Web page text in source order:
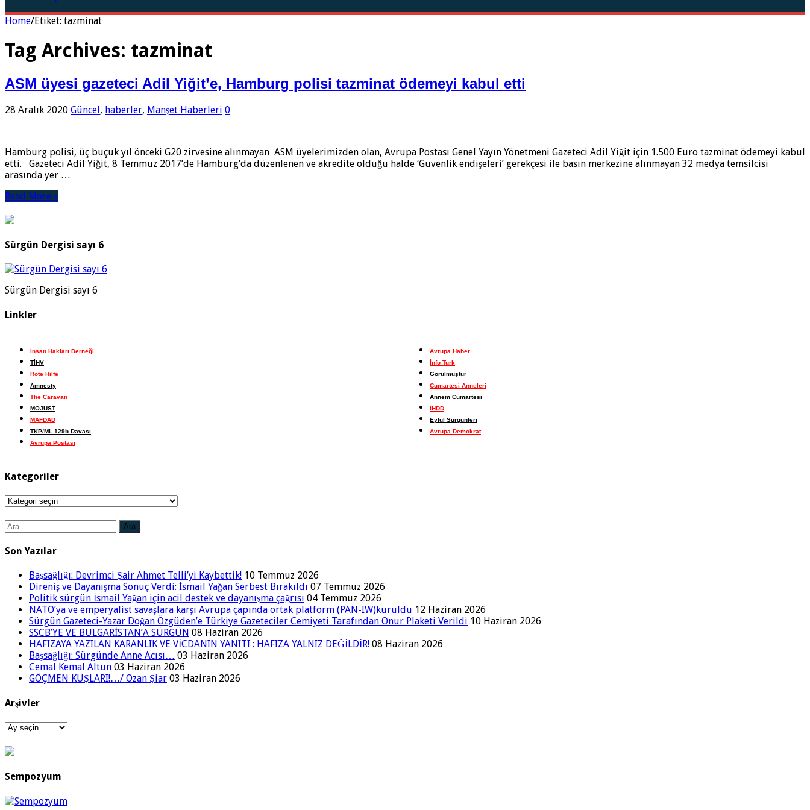
Home/Etiket: tazminat
Tag Archives: tazminat
ASM üyesi gazeteci Adil Yiğit’e, Hamburg polisi tazminat ödemeyi kabul etti
28 Aralık 2020 Güncel, haberler, Manşet Haberleri 0
Hamburg polisi, üç buçuk yıl önceki G20 zirvesine alınmayan ASM üyelerimizden olan, Avrupa Postası Genel Yayın Yönetmeni Gazeteci Adil Yiğit için 1.500 Euro tazminat ödemeyi kabul
etti. Gazeteci Adil Yiğit, 8 Temmuz 2017’de Hamburg’da düzenlenen ve akredite olduğu halde ‘Güvenlik endişeleri’ gerekçesi ile basın merkezine alınmayan 32 medya temsilcisi
arasında yer …
Read More »
Sürgün Dergisi sayı 6
Sürgün Dergisi sayı 6
Linkler
İnsan Hakları Derneği
TİHV
Rote Hilfe
Amnesty
The Caravan
MOJUST
MAFDAD
TKP/ML 129b Davası
Avrupa Postası
Avrupa Haber
İnfo Turk
Görülmüştür
Cumartesi Anneleri
Annem Cumartesi
IHDD
Eylül Sürgünleri
Avrupa Demokrat
Kategoriler
Kategoriler
Arama:
Son Yazılar
Başsağlığı: Devrimci Şair Ahmet Telli’yi Kaybettik! 10 Temmuz 2026
Direniş ve Dayanışma Sonuç Verdi: İsmail Yağan Serbest Bırakıldı 07 Temmuz 2026
Politik sürgün İsmail Yağan için acil destek ve dayanışma çağrısı 04 Temmuz 2026
NATO’ya ve emperyalist savaşlara karşı Avrupa çapında ortak platform (PAN-IW)kuruldu 12 Haziran 2026
Sürgün Gazeteci-Yazar Doğan Özgüden’e Türkiye Gazeteciler Cemiyeti Tarafından Onur Plaketi Verildi 10 Haziran 2026
SSCB’YE VE BULGARİSTAN’A SÜRGÜN 08 Haziran 2026
HAFIZAYA YAZILAN KARANLIK VE VİCDANIN YANITI : HAFIZA YALNIZ DEĞİLDİR! 08 Haziran 2026
Başsağlığı: Sürgünde Anne Acısı… 03 Haziran 2026
Cemal Kemal Altun 03 Haziran 2026
GÖÇMEN KUŞLARI!…/ Ozan Şiar 03 Haziran 2026
Arşivler
Arşivler
Sempozyum